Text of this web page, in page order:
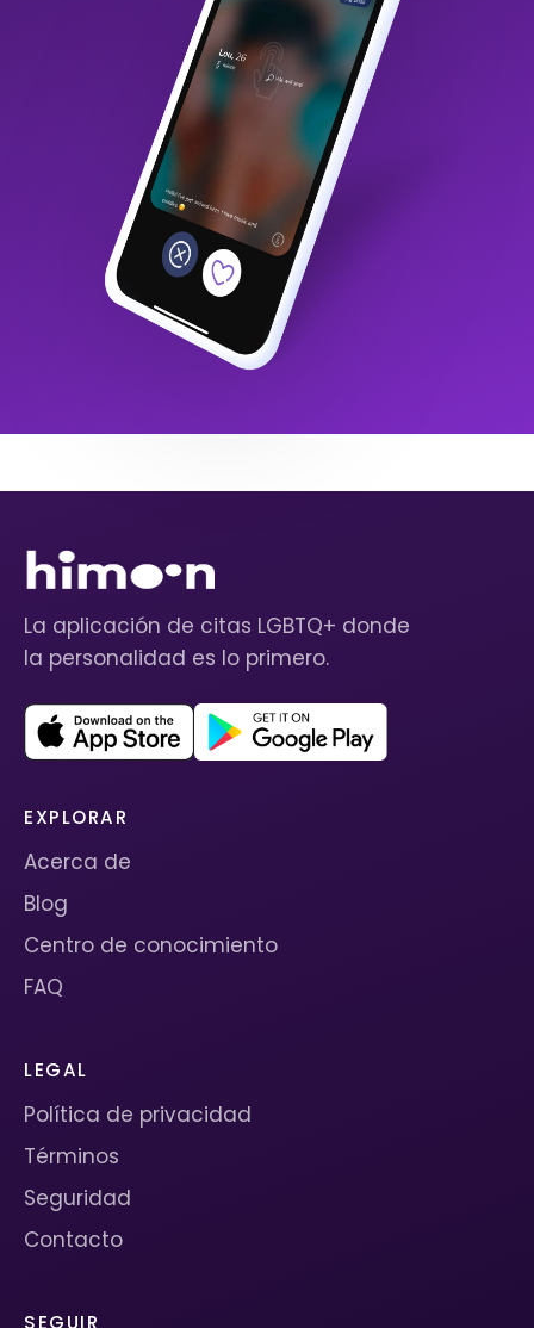
La aplicación de citas LGBTQ+ donde
la personalidad es lo primero.
EXPLORAR
Acerca de
Blog
Centro de conocimiento
FAQ
LEGAL
Política de privacidad
Términos
Seguridad
Contacto